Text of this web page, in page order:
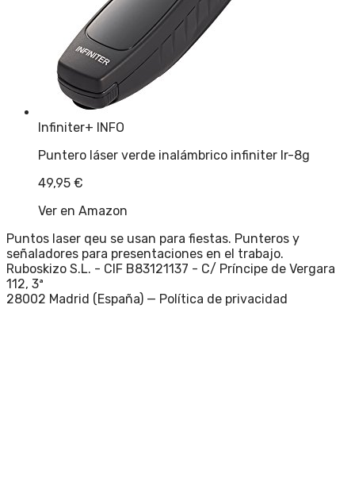
Infiniter+ INFO
Puntero láser verde inalámbrico infiniter lr-8g
49,95 €
Ver en Amazon
Puntos laser qeu se usan para fiestas. Punteros y
señaladores para presentaciones en el trabajo.
Ruboskizo S.L. - CIF B83121137 - C/ Príncipe de Vergara
112, 3ª
28002 Madrid (España) — Política de privacidad